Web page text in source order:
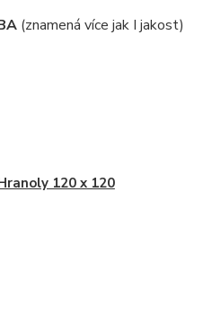
(znamená více jak I jakost)
120 x 120